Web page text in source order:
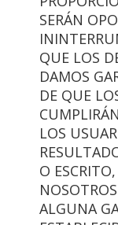
SERÁN
QUE LOS
DAMOS
DE QUE
LOS
O
ALGUNA